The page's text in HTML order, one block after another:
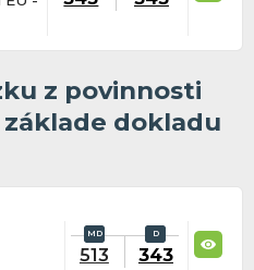
z povinnosti
dokladu
513 343